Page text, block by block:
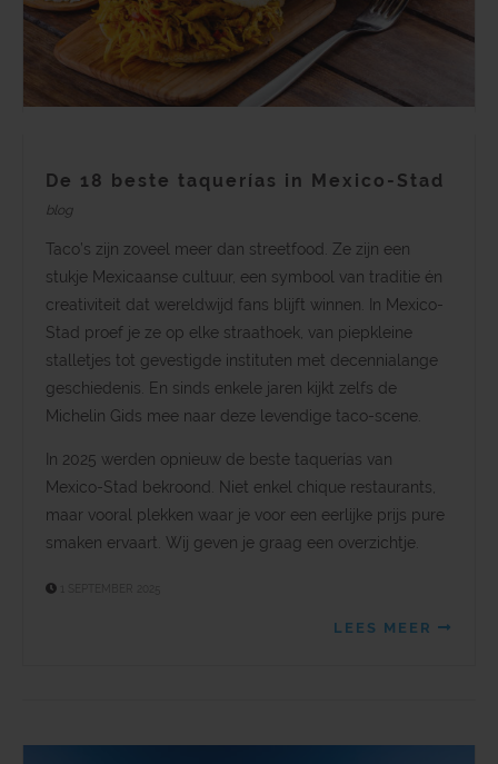
De 18 beste taquerías in Mexico-Stad
blog
Taco’s zijn zoveel meer dan streetfood. Ze zijn een
stukje Mexicaanse cultuur, een symbool van traditie én
creativiteit dat wereldwijd fans blijft winnen. In Mexico-
Stad proef je ze op elke straathoek, van piepkleine
stalletjes tot gevestigde instituten met decennialange
geschiedenis. En sinds enkele jaren kijkt zelfs de
Michelin Gids mee naar deze levendige taco-scene.
In 2025 werden opnieuw de beste taquerías van
Mexico-Stad bekroond. Niet enkel chique restaurants,
maar vooral plekken waar je voor een eerlijke prijs pure
smaken ervaart. Wij geven je graag een overzichtje.
LEES MEER